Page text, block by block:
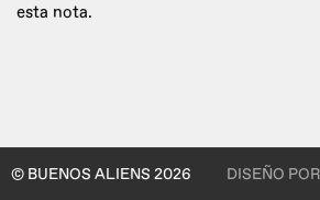
esta nota.
© BUENOS ALIENS 2026 DISEÑO